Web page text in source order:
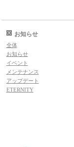
お知らせ
全体
お知らせ
イベント
メンテナンス
アップデート
ETERNITY